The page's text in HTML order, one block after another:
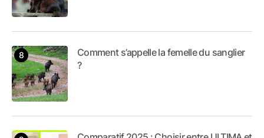
Comment s’appelle la femelle du sanglier
?